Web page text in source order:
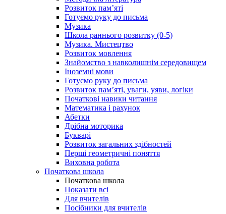
Розвиток пам’яті
Готуємо руку до письма
Музика
Школа раннього розвитку (0-5)
Музика. Мистецтво
Розвиток мовлення
Знайомство з навколишнім середовищем
Іноземні мови
Готуємо руку до письма
Розвиток пам’яті, уваги, уяви, логіки
Початкові навики читання
Математика і рахунок
Абетки
Дрібна моторика
Букварі
Розвиток загальних здібностей
Перші геометричні поняття
Виховна робота
Початкова школа
Початкова школа
Показати всі
Для вчителів
Посібники для вчителів